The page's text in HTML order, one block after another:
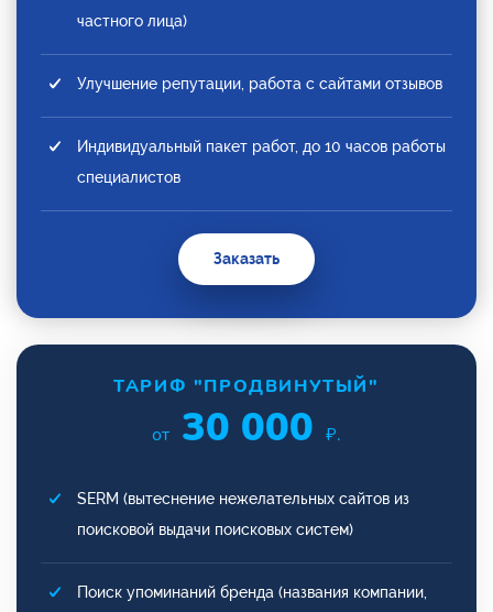
частного лица)
Улучшение репутации, работа с сайтами отзывов
Индивидуальный пакет работ, до 10 часов работы
специалистов
Заказать
ТАРИФ "ПРОДВИНУТЫЙ"
от 30 000 ₽.
SERM (вытеснение нежелательных сайтов из
поисковой выдачи поисковых систем)
Поиск упоминаний бренда (названия компании,